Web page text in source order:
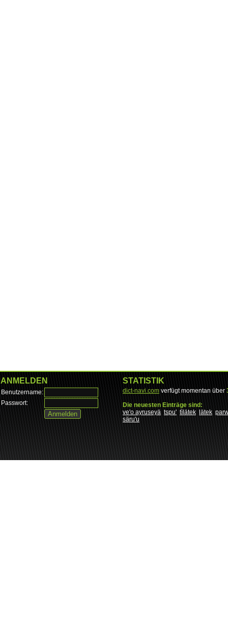
ANMELDEN
Benutzername:
Passwort:
STATISTIK
dict-navi.com verfügt momentan über
Die neuesten Einträge sind:
ve'o ayruseyä tspu' tìlätek lätek
säru'u